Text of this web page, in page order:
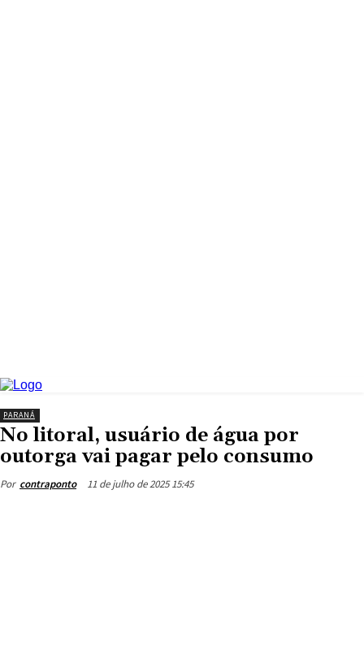
PARANÁ
No litoral, usuário de água por
outorga vai pagar pelo consumo
Por contraponto 11 de julho de 2025 15:45